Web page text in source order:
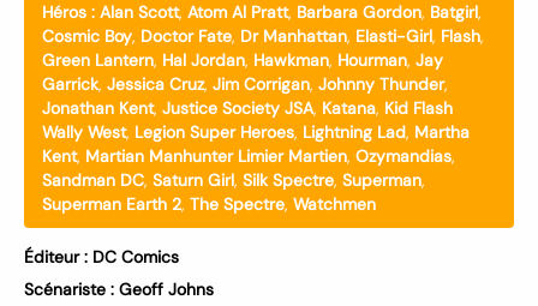
Héros : Alan Scott, Atom Al Pratt, Barbara Gordon, Batgirl,
Cosmic Boy, Doctor Fate, Dr Manhattan, Elasti-Girl, Flash,
Green Lantern, Hal Jordan, Hawkman, Hourman, Jay
Garrick, Jessica Cruz, Jim Corrigan, Johnny Thunder,
Jonathan Kent, Justice Society JSA, Katana, Kid Flash
Wally West, Legion Super Heroes, Lightning Lad, Martha
Kent, Martian Manhunter Limier Martien, Ozymandias,
Sandman DC, Saturn Girl, Silk Spectre, Superman,
Superman Earth 2, The Spectre, Watchmen
Éditeur : DC Comics
Scénariste : Geoff Johns